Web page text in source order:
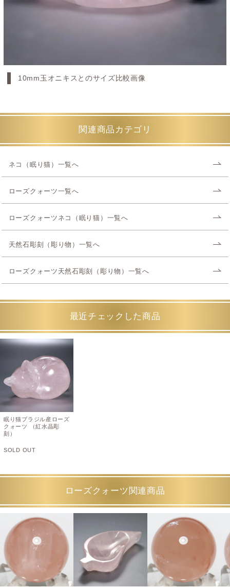
10mm玉オニキスとのサイズ比較画像
関連商品カテゴリ
ネコ（眠り猫）一覧へ
ローズクォーツ一覧へ
ローズクォーツネコ（眠り猫）一覧へ
天然石彫刻（彫り物）一覧へ
ローズクォーツ天然石彫刻（彫り物）一覧へ
最近チェックした商品
眠り猫ブラジル産ローズ
クォーツ （紅水晶彫
刻）
SOLD OUT
ローズクォーツ関連商品